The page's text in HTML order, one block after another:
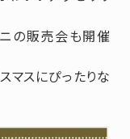
の販売会も開催
マスにぴったりな